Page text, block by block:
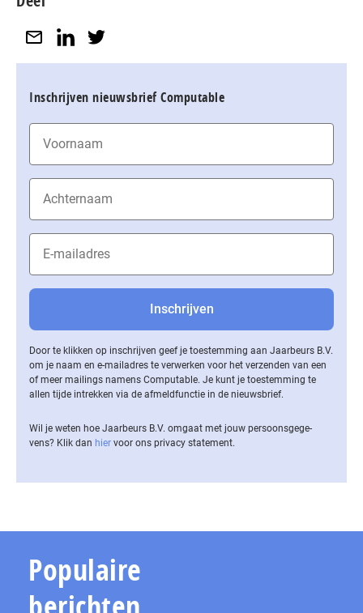
Inschrijven nieuwsbrief Computable
Door te klikken op inschrijven geef je toestemming aan Jaarbeurs B.V.
om je naam en e-mailadres te verwerken voor het verzenden van een
of meer mailings namens Computable. Je kunt je toestemming te
allen tijde intrekken via de af­meld­func­tie in de nieuwsbrief.
Wil je weten hoe Jaarbeurs B.V. omgaat met jouw per­soons­ge­ge­
vens? Klik dan hier voor ons privacy statement.
Populaire